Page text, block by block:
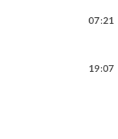
07:21
19:07